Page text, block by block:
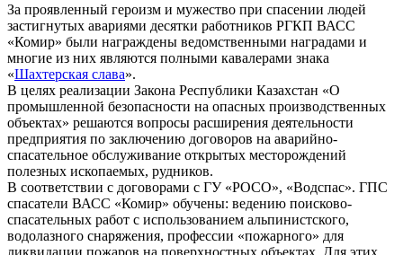
За проявленный героизм и мужество при спасении людей
застигнутых авариями десятки работников РГКП ВАСС
«Комир» были награждены ведомственными наградами и
многие из них являются полными кавалерами знака
«Шахтерская слава».
В целях реализации Закона Республики Казахстан «О
промышленной безопасности на опасных производственных
объектах» решаются вопросы расширения деятельности
предприятия по заключению договоров на аварийно-
спасательное обслуживание открытых месторождений
полезных ископаемых, рудников.
В соответствии с договорами с ГУ «РОСО», «Водспас». ГПС
спасатели ВАСС «Комир» обучены: ведению поисково-
спасательных работ с использованием альпинистского,
водолазного снаряжения, профессии «пожарного» для
ликвидации пожаров на поверхностных объектах. Для этих